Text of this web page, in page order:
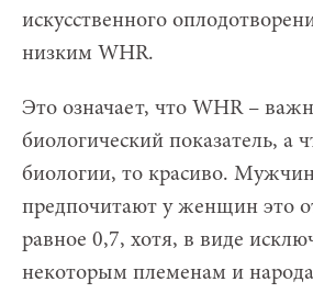
искусственного
низким WHR.
Это означает, что WHR –
биологический показатель, а
биологии, то красиво.
предпочитают у женщин это
равное 0,7, хотя, в виде
некоторым племенам и